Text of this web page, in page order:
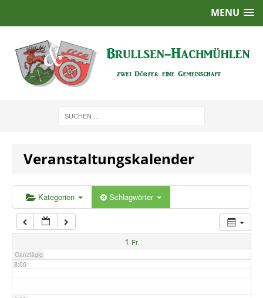
MENU
Veranstaltungskalender
Kategorien Schlagwörter
1 Fr.
Ganztägig
2:00
5:00
6:00
7:00
8:00